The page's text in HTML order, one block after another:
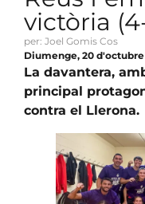
victòria
per: Joel Gomis Cos
Diumenge, 20 d'octubre
La davantera,
principal
contra el Llerona.